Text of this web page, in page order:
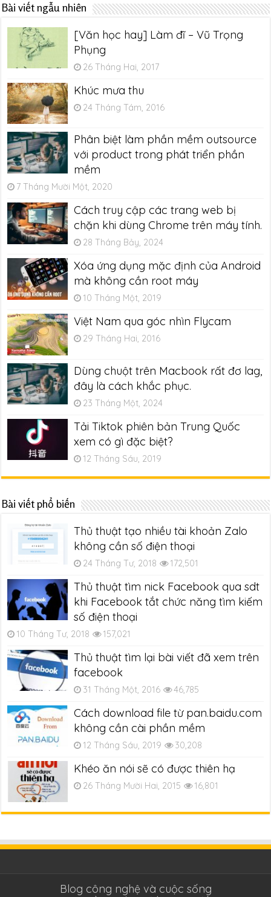
Bài viết ngẫu nhiên
[Văn học hay] Làm đĩ – Vũ Trọng
Phụng
26 Tháng Hai, 2017
Khúc mưa thu
24 Tháng Tám, 2016
Phân biệt làm phần mềm outsource
với product trong phát triển phần
mềm
7 Tháng Mười Một, 2020
Cách truy cập các trang web bị
chặn khi dùng Chrome trên máy tính.
28 Tháng Bảy, 2024
Xóa ứng dụng mặc định của Android
mà không cần root máy
10 Tháng Một, 2019
Việt Nam qua góc nhìn Flycam
29 Tháng Hai, 2016
Dùng chuột trên Macbook rất đơ lag,
đây là cách khắc phục.
23 Tháng Một, 2024
Tải Tiktok phiên bản Trung Quốc
xem có gì đặc biệt?
12 Tháng Sáu, 2019
Bài viết phổ biến
Thủ thuật tạo nhiều tài khoản Zalo
không cần số điện thoại
24 Tháng Tư, 2018 172,501
Thủ thuật tìm nick Facebook qua sdt
khi Facebook tắt chức năng tìm kiếm
số điện thoại
10 Tháng Tư, 2018 157,021
Thủ thuật tìm lại bài viết đã xem trên
facebook
31 Tháng Một, 2016 46,785
Cách download file từ pan.baidu.com
không cần cài phần mềm
12 Tháng Sáu, 2019 30,208
Khéo ăn nói sẽ có được thiên hạ
26 Tháng Mười Hai, 2015 16,801
Blog công nghệ và cuộc sống